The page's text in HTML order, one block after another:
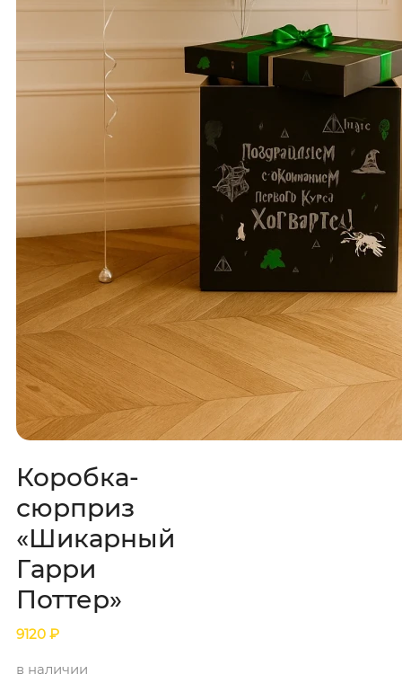
Коробка-
сюрприз
«Шикарный
Гарри
Поттер»
9120 ₽
в наличии